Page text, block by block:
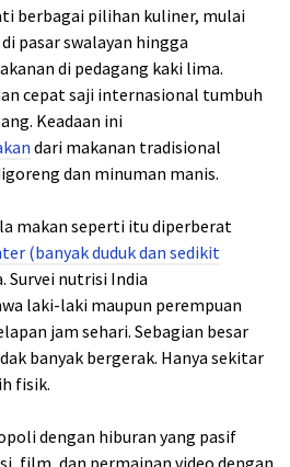
berbagai pilihan kuliner, mulai
pasar swalayan hingga
di pedagang kaki lima.
cepat saji internasional tumbuh
Keadaan ini
dari makanan tradisional
dan minuman manis.
makan seperti itu diperberat
(banyak duduk dan sedikit
Survei nutrisi India
laki-laki maupun perempuan
jam sehari. Sebagian besar
banyak bergerak. Hanya sekitar
fisik.
dengan hiburan yang pasif
film, dan permainan video dengan